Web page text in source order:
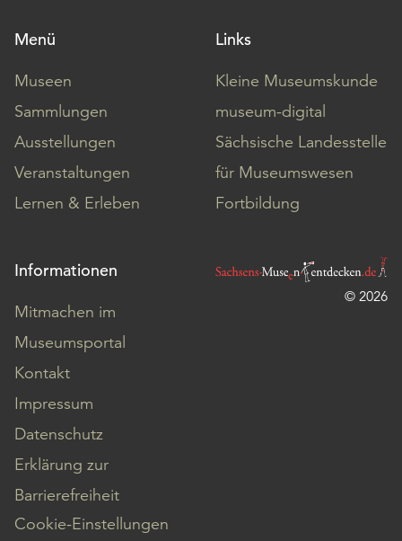
Menü
Museen
Sammlungen
Ausstellungen
Veranstaltungen
Lernen & Erleben
Links
Kleine Museumskunde
museum-digital
Sächsische Landesstelle
für Museumswesen
Fortbildung
Informationen
Mitmachen im
Museumsportal
Kontakt
Impressum
Datenschutz
Erklärung zur
Barrierefreiheit
Cookie-Einstellungen
© 2026